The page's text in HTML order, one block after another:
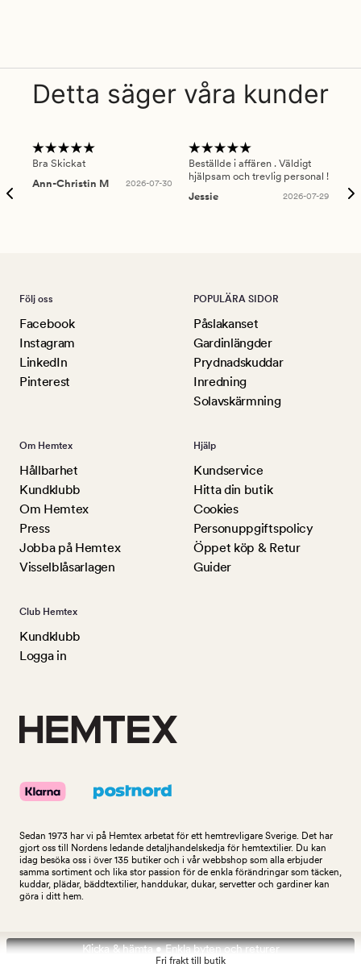
Fri frakt till butik
Detta säger våra kunder
Bra Skickat
Ann-Christin M
2026-07-30
Beställde i affären . Väldigt
hjälpsam och trevlig personal !
Jessie
2026-07-29
Följ oss
Facebook
Instagram
LinkedIn
Pinterest
POPULÄRA SIDOR
Påslakanset
Gardinlängder
Prydnadskuddar
Inredning
Solavskärmning
Om Hemtex
Hållbarhet
Kundklubb
Om Hemtex
Press
Jobba på Hemtex
Visselblåsarlagen
Hjälp
Kundservice
Hitta din butik
Cookies
Personuppgiftspolicy
Öppet köp & Retur
Guider
Club Hemtex
Kundklubb
Logga in
Sedan 1973 har vi på Hemtex arbetat för ett hemtrevligare Sverige. Det har
gjort oss till Nordens ledande detaljhandelskedja för hemtextilier. Du kan
idag besöka oss i över 135 butiker och i vår webbshop som alla erbjuder
samma sortiment och lika stor passion för de enkla förändringar som täcken,
kuddar, plädar, bäddtextilier, handdukar, dukar, servetter och gardiner kan
göra i ditt hem.
Klicka & hämta • Enkla byten och returer